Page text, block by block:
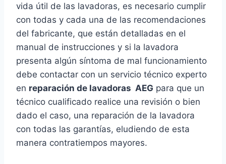
vida útil de las lavadoras, es necesario cumplir
con todas y cada una de las recomendaciones
del fabricante, que están detalladas en el
manual de instrucciones y si la lavadora
presenta algún síntoma de mal funcionamiento
debe contactar con un servicio técnico experto
en reparación de lavadoras AEG para que un
técnico cualificado realice una revisión o bien
dado el caso, una reparación de la lavadora
con todas las garantías, eludiendo de esta
manera contratiempos mayores.